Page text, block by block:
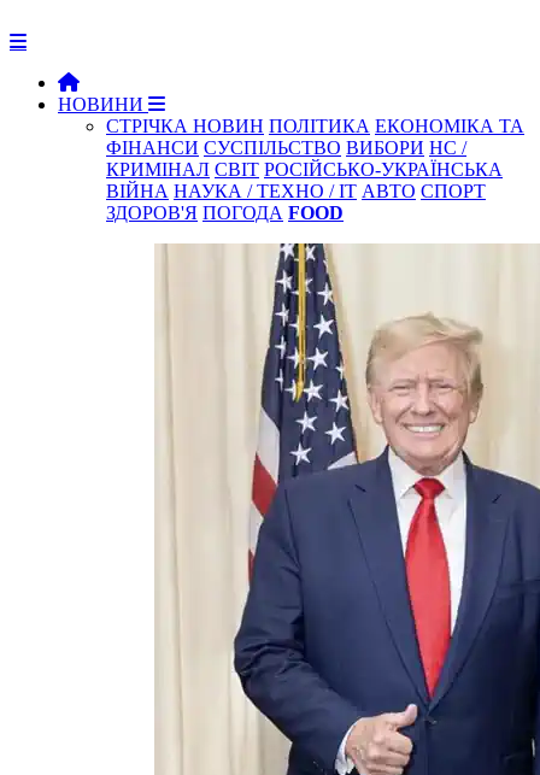
НОВИНИ
СТРІЧКА НОВИН ПОЛІТИКА ЕКОНОМІКА ТА
ФІНАНСИ СУСПІЛЬСТВО ВИБОРИ НС /
КРИМІНАЛ СВІТ РОСІЙСЬКО-УКРАЇНСЬКА
ВІЙНА НАУКА / ТЕХНО / IT АВТО СПОРТ
ЗДОРОВ'Я ПОГОДА FOOD